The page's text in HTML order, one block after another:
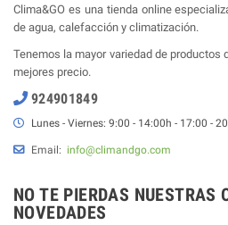
Clima&GO es una tienda online
de agua, calefacción y climatización.
Tenemos la mayor variedad de
mejores precio.
924901849
Lunes - Viernes: 9:00 - 14:00h - 17:00 -
Email: info@climandgo.com
NO TE PIERDAS NUESTRAS
NOVEDADES